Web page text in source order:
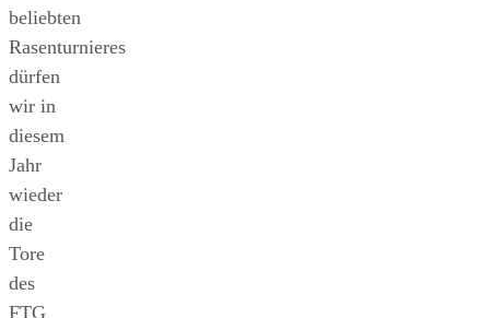
beliebten
Rasenturnieres
dürfen
wir in
diesem
Jahr
wieder
die
Tore
des
FTG